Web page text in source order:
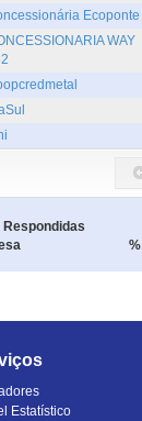
Ecoponte
WAY
%
Estatístico